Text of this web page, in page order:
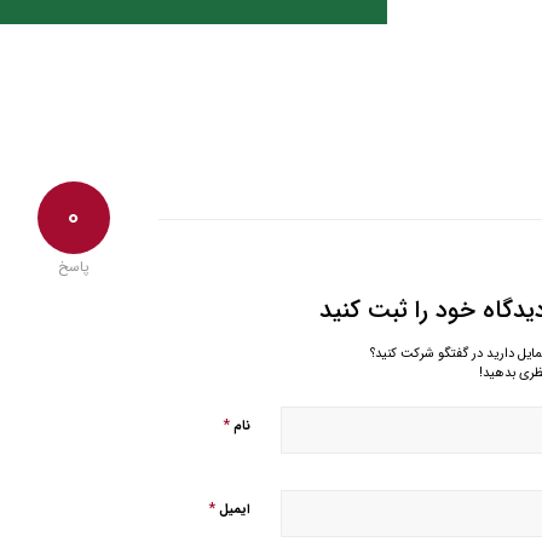
0
پاسخ
خود را ثبت کنید
دارید در گفتگو شرکت کنید؟
بدهید!
نام*
ایمیل*